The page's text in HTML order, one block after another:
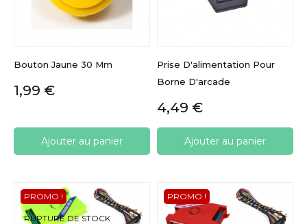
Bouton Jaune 30 Mm
Prix
1,99 €
Ajouter au panier
Prise D'alimentation Pour
Borne D'arcade
Prix
4,49 €
Ajouter au panier
PROMO !
RUPTURE DE STOCK
PROMO !